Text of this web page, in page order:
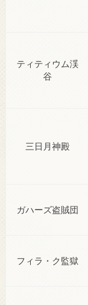
ティティウム渓
谷
三日月神殿
ガハーズ盗賊団
フィラ・ク監獄